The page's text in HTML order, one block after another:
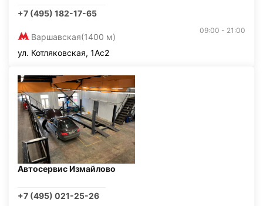
+7 (495) 182-17-65
Варшавская(1400 м)
09:00 - 21:00
ул. Котляковская, 1Ас2
Автосервис Измайлово
+7 (495) 021-25-26